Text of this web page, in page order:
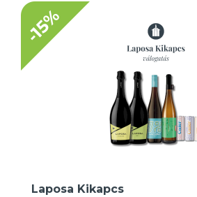
-15%
Laposa Kikapcs